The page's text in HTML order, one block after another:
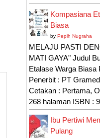
Kompasiana
Biasa
by Pepih Nugraha
MELAJU PASTI
MATI GAYA" Judul
Etalase Warga Biasa
Penerbit : PT
Cetakan : Pertama,
268 halaman ISBN :
Ibu Pertiwi
Pulang